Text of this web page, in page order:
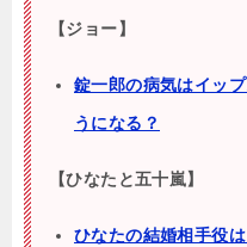
【ジョー】
錠一郎の病気はイッ
うになる？
【ひなたと五十嵐】
ひなたの結婚相手役